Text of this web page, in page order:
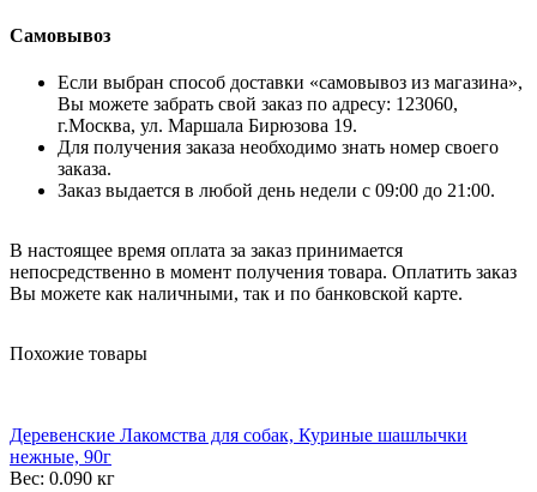
Самовывоз
Если выбран способ доставки «самовывоз из магазина»,
Вы можете забрать свой заказ по адресу: 123060,
г.Москва, ул. Маршала Бирюзова 19.
Для получения заказа необходимо знать номер своего
заказа.
Заказ выдается в любой день недели с 09:00 до 21:00.
В настоящее время оплата за заказ принимается
непосредственно в момент получения товара. Оплатить заказ
Вы можете как наличными, так и по банковской карте.
Похожие товары
Деревенские Лакомства для собак, Куриные шашлычки
нежные, 90г
Вес: 0.090 кг